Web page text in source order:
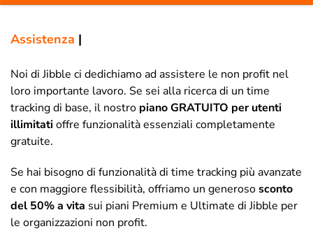
Assistenza |
Noi di Jibble ci dedichiamo ad assistere le non profit nel
loro importante lavoro. Se sei alla ricerca di un time
tracking di base, il nostro piano GRATUITO per utenti
illimitatioffre funzionalità essenziali completamente
gratuite.
Se hai bisogno di funzionalità di time tracking più avanzate
e con maggiore flessibilità, offriamo un generososconto
del 50% a vita sui piani Premium e Ultimate di Jibble per
le organizzazioni non profit.